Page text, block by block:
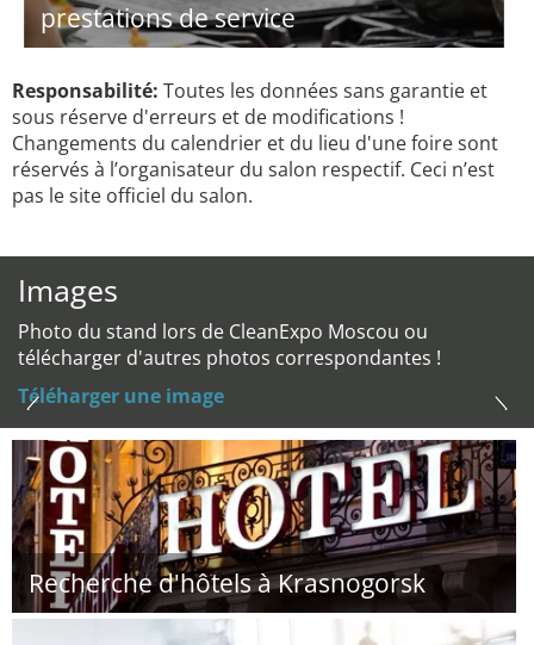
prestations de service
Responsabilité: Toutes les données sans garantie et
sous réserve d'erreurs et de modifications !
Changements du calendrier et du lieu d'une foire sont
réservés à l’organisateur du salon respectif. Ceci n’est
pas le site officiel du salon.
Images
Photo du stand lors de CleanExpo Moscou ou
télécharger d'autres photos correspondantes !
Téléharger une image
Recherche d'hôtels à Krasnogorsk